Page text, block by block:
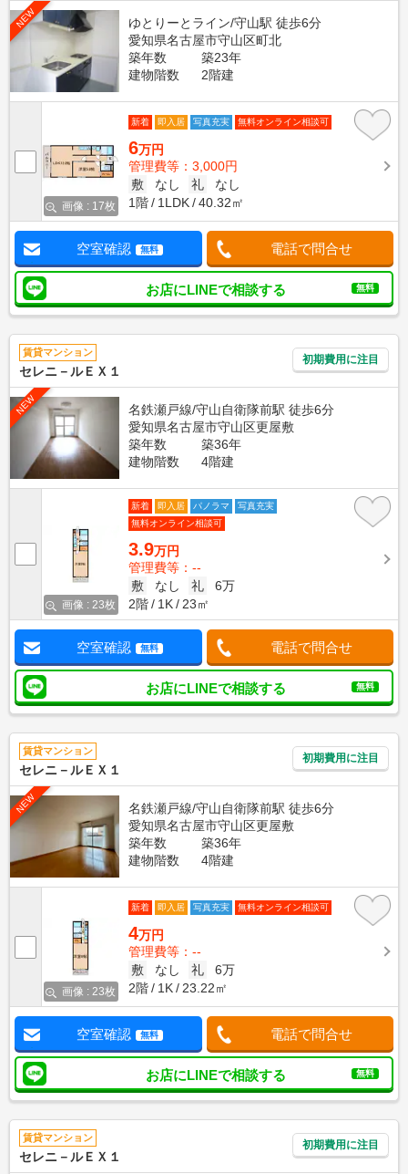
NEW
ゆとりーとライン/守山駅 徒歩6分
愛知県名古屋市守山区町北
築年数
築23年
建物階数
2階建
画像 : 17枚
新着 即入居 写真充実 無料オンライン相談可
6万円
管理費等：3,000円
敷
なし 礼
なし
1階
1LDK 40.32㎡
空室確認 無料 電話で問合せ
お店にLINEで相談する 無料
賃貸マンション
セレニ－ルＥＸ１
初期費用に注目
NEW
名鉄瀬戸線/守山自衛隊前駅 徒歩6分
愛知県名古屋市守山区更屋敷
築年数
築36年
建物階数
4階建
画像 : 23枚
新着 即入居 パノラマ
写真充実
無料オンライン相談可
3.9万円
管理費等：--
敷
なし 礼
6万
2階
1K 23㎡
空室確認 無料 電話で問合せ
お店にLINEで相談する 無料
賃貸マンション
セレニ－ルＥＸ１
初期費用に注目
NEW
名鉄瀬戸線/守山自衛隊前駅 徒歩6分
愛知県名古屋市守山区更屋敷
築年数
築36年
建物階数
4階建
画像 : 23枚
新着 即入居 写真充実 無料オンライン相談可
4万円
管理費等：--
敷
なし 礼
6万
2階
1K 23.22㎡
空室確認 無料 電話で問合せ
お店にLINEで相談する 無料
賃貸マンション
セレニ－ルＥＸ１
初期費用に注目